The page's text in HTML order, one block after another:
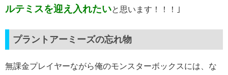
ルテミスを迎え入れたいと思います！！！｣
プラントアーミーズの忘れ物
無課金プレイヤーながら俺のモンスターボックスには、な